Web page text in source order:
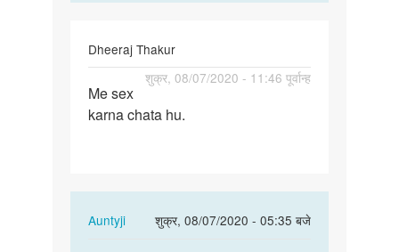
Dheeraj Thakur
शुक्र, 08/07/2020 - 11:46 पूर्वान्ह
Me
sex
Me sex
karna chata hu.
Auntyji
शुक्र, 08/07/2020 - 05:35 बजे
In